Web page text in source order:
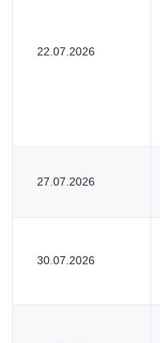
22.07.2026
27.07.2026
30.07.2026